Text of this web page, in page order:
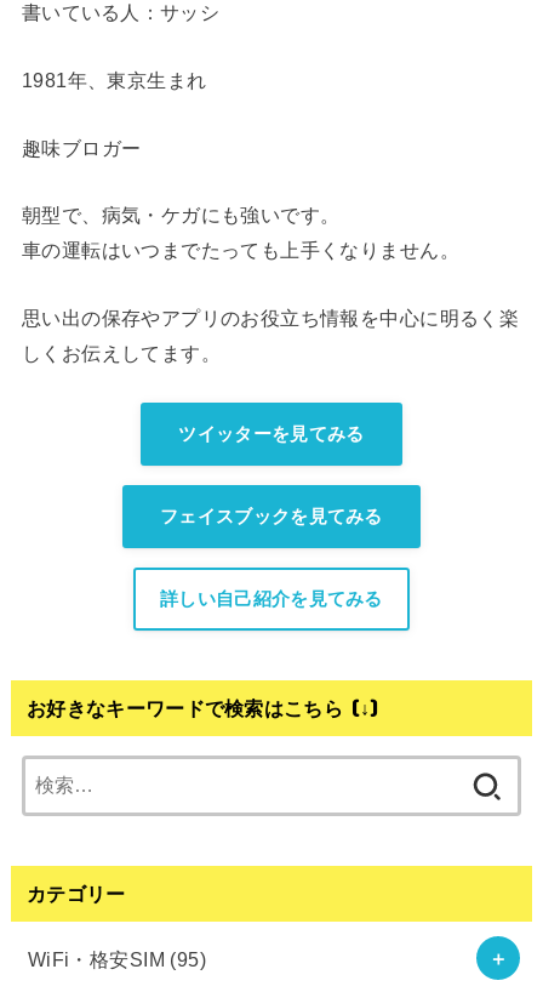
書いている人：サッシ
1981年、東京生まれ
趣味ブロガー
朝型で、病気・ケガにも強いです。
車の運転はいつまでたっても上手くなりません。
思い出の保存やアプリのお役立ち情報を中心に明るく楽
しくお伝えしてます。
ツイッターを見てみる
フェイスブックを見てみる
詳しい自己紹介を見てみる
お好きなキーワードで検索はこちら (↓)
索:
カテゴリー
WiFi・格安SIM (95)